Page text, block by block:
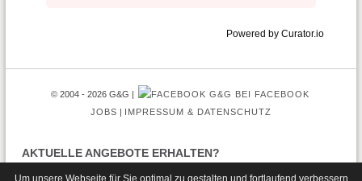
Powered by Curator.io
© 2004 - 2026 G&G
G&G BEI FACEBOOK
JOBS
IMPRESSUM & DATENSCHUTZ
AKTUELLE ANGEBOTE ERHALTEN?
Um unsere Webseite für Sie optimal zu gestalten und fortlaufend verbessern